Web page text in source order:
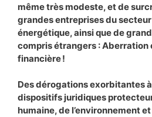
même très modeste, et de
grandes entreprises du
énergétique, ainsi que de
compris étrangers : Aberration
financière !
Des dérogations exorbitantes
dispositifs juridiques
humaine, de l’environnement